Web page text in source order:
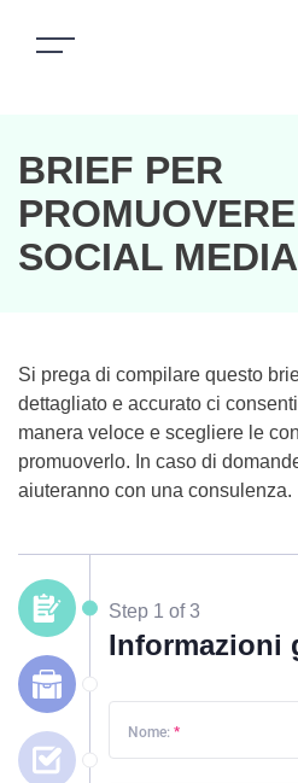
BRIEF PER
SOCIAL MEDIA
Si prega di compilare questo
dettagliato e accurato ci
manera veloce e scegliere le
promuoverlo. In caso di
aiuteranno con una consulenza.
Step 1 of 3
Informazioni
Nome: *